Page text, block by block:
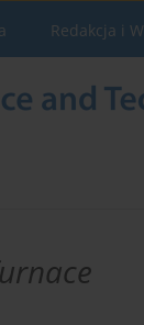
Redakcja i